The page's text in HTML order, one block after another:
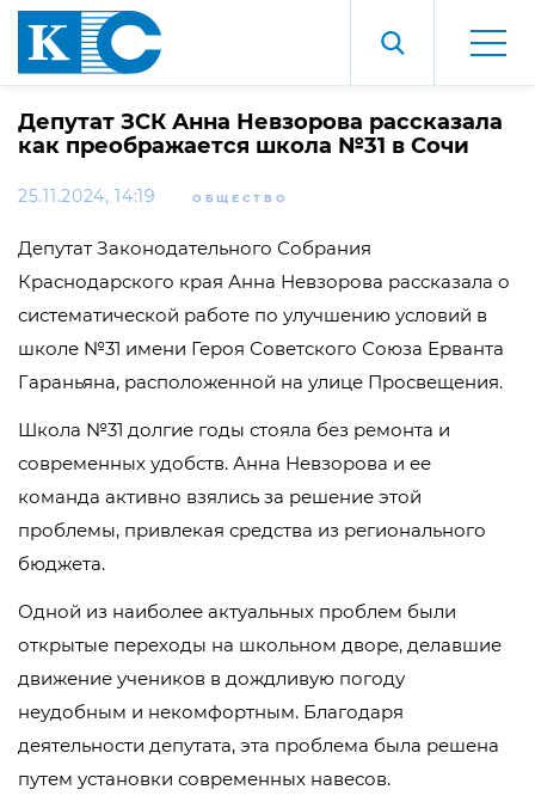
Депутат ЗСК Анна Невзорова рассказала
как преображается школа №31 в Сочи
25.11.2024, 14:19 ОБЩЕСТВО
Депутат Законодательного Собрания
Краснодарского края Анна Невзорова рассказала о
систематической работе по улучшению условий в
школе №31 имени Героя Советского Союза Ерванта
Гараньяна, расположенной на улице Просвещения.
Школа №31 долгие годы стояла без ремонта и
современных удобств. Анна Невзорова и ее
команда активно взялись за решение этой
проблемы, привлекая средства из регионального
бюджета.
Одной из наиболее актуальных проблем были
открытые переходы на школьном дворе, делавшие
движение учеников в дождливую погоду
неудобным и некомфортным. Благодаря
деятельности депутата, эта проблема была решена
путем установки современных навесов.